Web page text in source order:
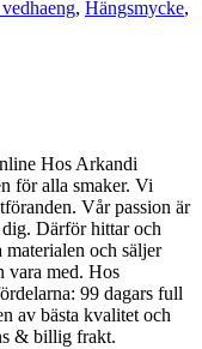
, Hängsmycke,
Hos Arkandi
för alla smaker. Vi
Vår passion är
Därför hittar och
materialen och säljer
vara med. Hos
99 dagars full
av bästa kvalitet och
& billig frakt.